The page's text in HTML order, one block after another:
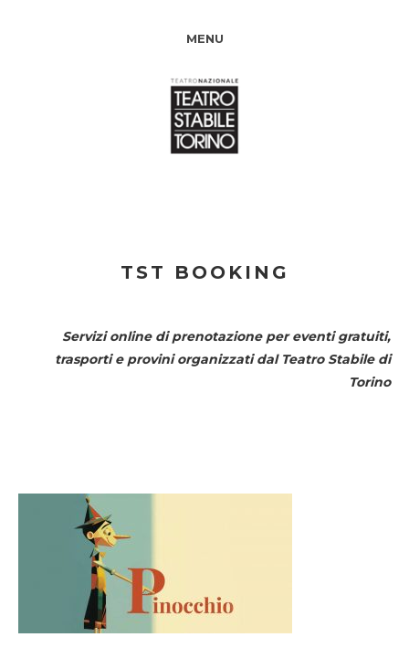
MENU
TST BOOKING
Servizi online di prenotazione per eventi gratuiti,
trasporti e provini organizzati dal Teatro Stabile di
Torino